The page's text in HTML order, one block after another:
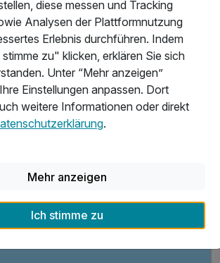
Apartmentkomplex BALTIC WAVE
auf 14 Etagen. Als
Partner der Olymp-
es uns gelungen für Ihre Gäste die
dass sie Zimmer erhalten
der Baustelle a
diese messen und Tracking
Analysen der Plattformnutzung
Erlebnis durchführen. Indem
zu" klicken, erklären Sie sich
Unter “Mehr anzeigen”
Einstellungen anpassen. Dort
weitere Informationen oder direkt
.
Mehr anzeigen
Ich stimme zu